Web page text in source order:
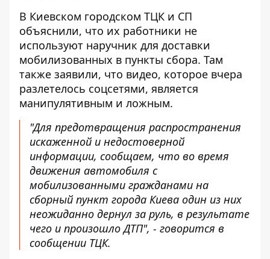
В Киевском городском ТЦК и СП
объяснили, что их работники не
используют наручник для доставки
мобилизованных в пункты сбора. Там
также заявили, что видео, которое вчера
разлетелось соцсетями, является
манипулятивным и ложным.
"Для предотвращения распространения
искаженной и недостоверной
информации, сообщаем, что во время
движения автомобиля с
мобилизованными гражданами на
сборный пункт города Киева один из них
неожиданно дернул за руль, в результате
чего и произошло ДТП", - говорится в
сообщении ТЦК.